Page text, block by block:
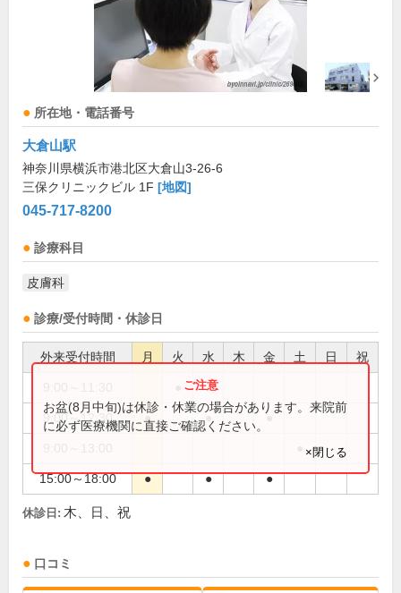
所在地・電話番号
大倉山駅
神奈川県横浜市港北区大倉山3-26-6
三保クリニックビル 1F [地図]
045-717-8200
診療科目
皮膚科
診療/受付時間・休診日
外来受付時間 月 火 水 木 金 土 日 祝
9:00～12:30 ● ● ●
15:00～18:00 ● ● ●
お盆(8月中旬)は休診・休業の場合があります。来院前
に必ず医療機関に直接ご確認ください。
×閉じる
休診日: 木、日、祝
口コミ